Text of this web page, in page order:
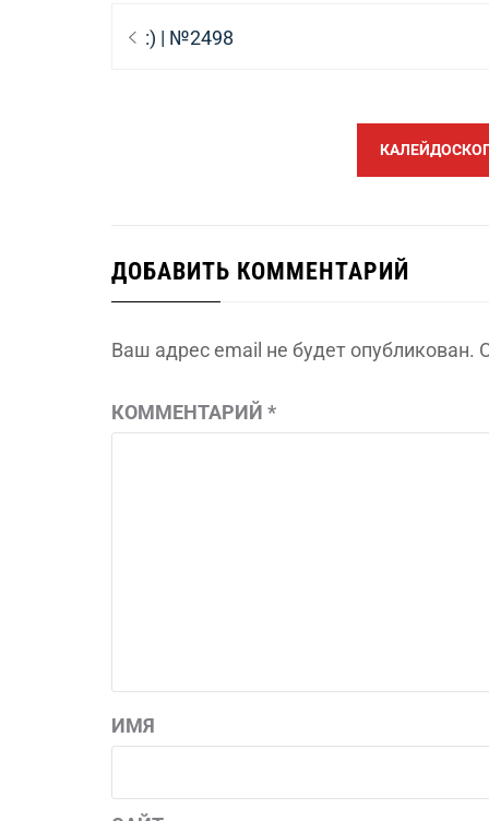
Навигация
по
Предыдущая
:) | №2498
ДОБАВИТЬ КОММЕНТАРИЙ
Ваш адрес email не будет опубликован.
КОММЕНТАРИЙ *
ИМЯ